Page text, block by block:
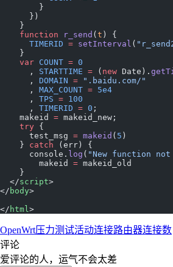
        }
      })
    }
    function
r_send ( t ) {
      TIMERID
= setInterval (
    }
    var
COUNT = 0
      ,
STARTTIME = ( new Date).
      ,
DOMAIN = ".baidu.com/"
      ,
MAX_COUNT = 5e4
      ,
TPS = 100
      ,
TIMERID = 0 ;
    makeid
= makeid_new;
    try
{
      test_msg
= makeid ( 5 )
    }
catch (err) {
      console.
log ( "New function
        makeid
= makeid_old
    }
  </
script>
</ body>
</ html>
OpenWrt压力测试活动连接路由器连接数
评论
爱评论的人，运气不会太差